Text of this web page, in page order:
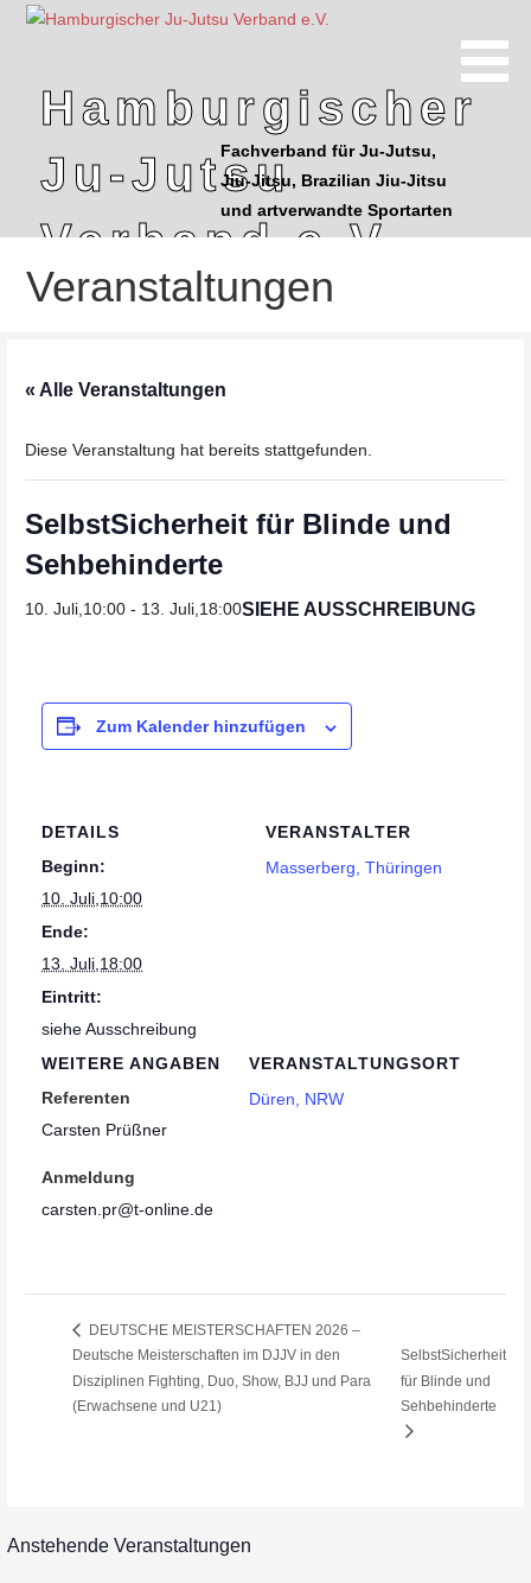
Hamburgischer
Ju-Jutsu
Verband e.V.
Fachverband für Ju-Jutsu,
Jiu-Jitsu, Brazilian Jiu-Jitsu
und artverwandte Sportarten
Veranstaltungen
« Alle Veranstaltungen
Diese Veranstaltung hat bereits stattgefunden.
SelbstSicherheit für Blinde und
Sehbehinderte
10. Juli,10:00- 13. Juli,18:00SIEHE AUSSCHREIBUNG
Zum Kalender hinzufügen
DETAILS
Beginn:
10. Juli,10:00
Ende:
13. Juli,18:00
Eintritt:
siehe Ausschreibung
VERANSTALTUNGSORT
Düren, NRW
VERANSTALTER
Masserberg, Thüringen
WEITERE ANGABEN
Referenten
Carsten Prüßner
Anmeldung
carsten.pr@t-online.de
DEUTSCHE MEISTERSCHAFTEN 2026 –
Deutsche Meisterschaften im DJJV in den
Disziplinen Fighting, Duo, Show, BJJ und Para
(Erwachsene und U21)
SelbstSicherheit
für Blinde und
Sehbehinderte
Anstehende Veranstaltungen